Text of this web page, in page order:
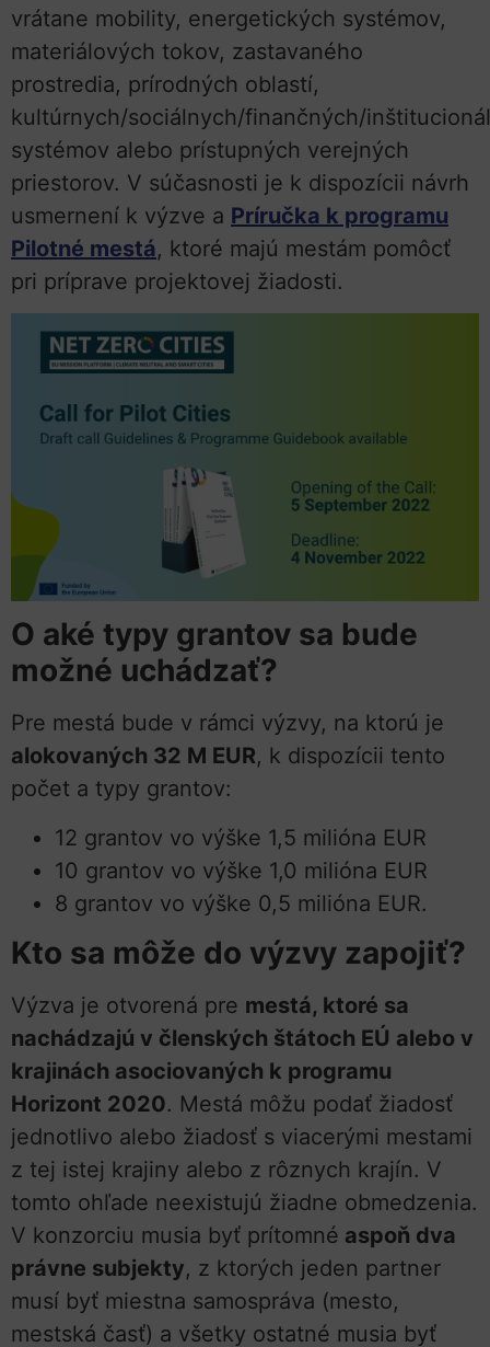
vrátane mobility, energetických systémov,
materiálových tokov, zastavaného
prostredia, prírodných oblastí,
kultúrnych/sociálnych/finančných/
systémov alebo prístupných verejných
priestorov. V súčasnosti je k dispozícii návrh
usmernení k výzve a Príručka k programu
Pilotné mestá, ktoré majú mestám pomôcť
pri príprave projektovej žiadosti.
O aké typy grantov sa bude
možné uchádzať?
Pre mestá bude v rámci výzvy, na ktorú je
alokovaných 32 M EUR, k dispozícii tento
počet a typy grantov:
12 grantov vo výške 1,5 milióna EUR
10 grantov vo výške 1,0 milióna EUR
8 grantov vo výške 0,5 milióna EUR.
Kto sa môže do výzvy zapojiť?
Výzva je otvorená pre mestá, ktoré sa
nachádzajú v členských štátoch EÚ alebo v
krajinách asociovaných k programu
Horizont 2020. Mestá môžu podať žiadosť
jednotlivo alebo žiadosť s viacerými mestami
z tej istej krajiny alebo z rôznych krajín. V
tomto ohľade neexistujú žiadne obmedzenia.
V konzorciu musia byť prítomné aspoň dva
právne subjekty, z ktorých jeden partner
musí byť miestna samospráva (mesto,
mestská časť) a všetky ostatné musia byť